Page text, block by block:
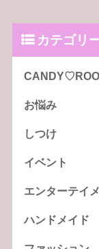
カテゴリ
お悩み
しつけ
イベント
エンターテイ
ハンドメイド